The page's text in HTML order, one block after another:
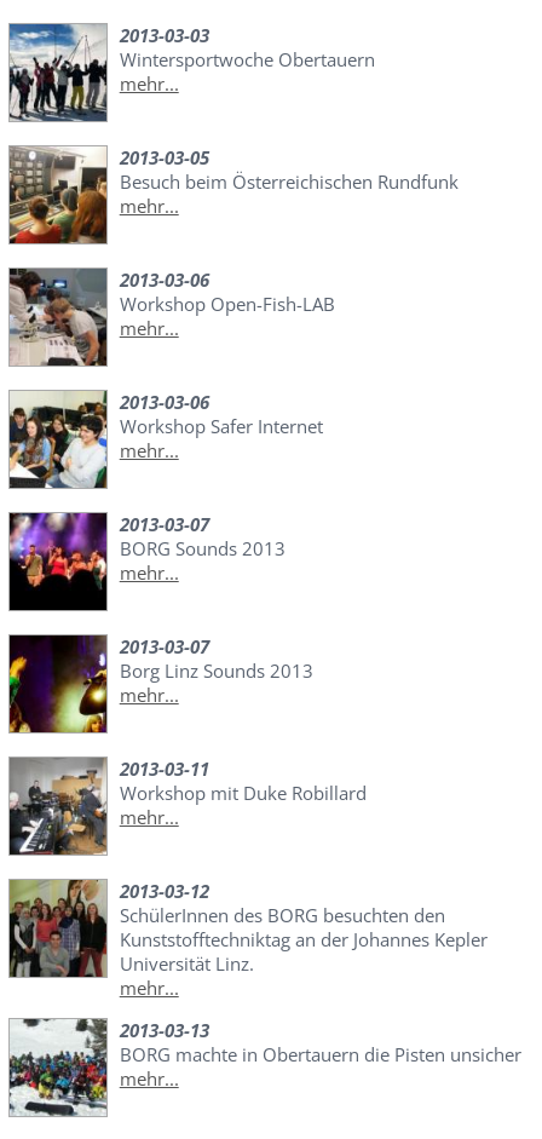
2013-03-03
Wintersportwoche Obertauern
mehr...
2013-03-05
Besuch beim Österreichischen Rundfunk
mehr...
2013-03-06
Workshop Open-Fish-LAB
mehr...
2013-03-06
Workshop Safer Internet
mehr...
2013-03-07
BORG Sounds 2013
mehr...
2013-03-07
Borg Linz Sounds 2013
mehr...
2013-03-11
Workshop mit Duke Robillard
mehr...
2013-03-12
SchülerInnen des BORG besuchten den
Kunststofftechniktag an der Johannes Kepler
Universität Linz.
mehr...
2013-03-13
BORG machte in Obertauern die Pisten unsicher
mehr...